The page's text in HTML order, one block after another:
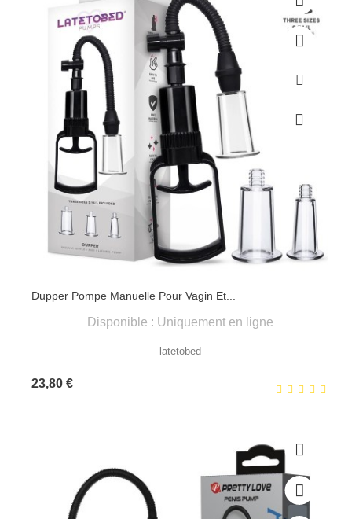
Dupper Pompe Manuelle Pour Vagin Et...
Disponible : Uniquement en ligne
latetobed
23,80 €Prix